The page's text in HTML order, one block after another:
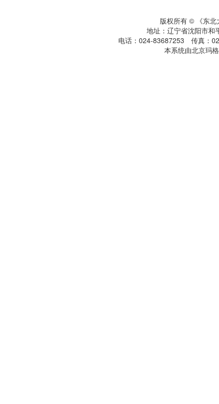
版权所有 © 《东北
地址：辽宁省沈阳市
电话：024-83687253 传真：
本系统由北京玛